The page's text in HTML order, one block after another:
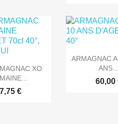
rapide
XO
€
 Aperçu
ARMAGNAC
ANS...
60,00